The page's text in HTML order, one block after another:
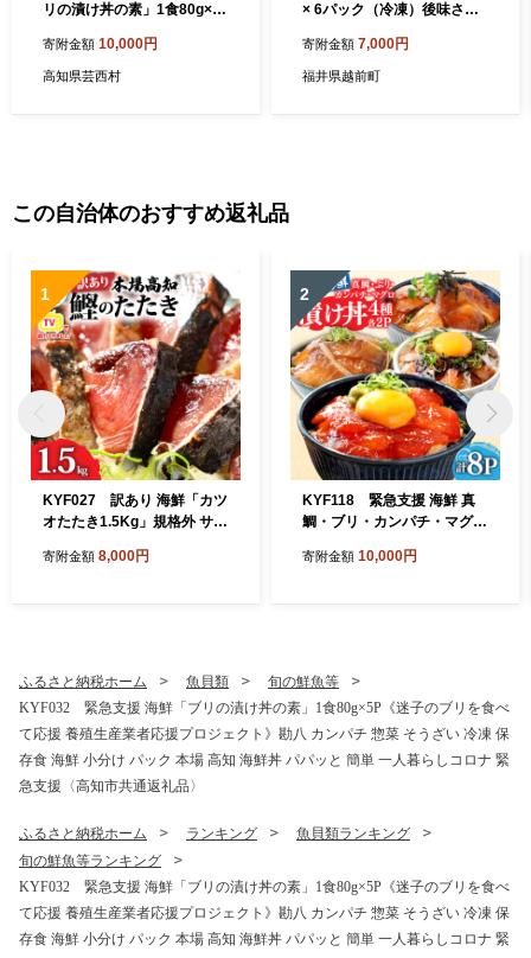
リの漬け丼の素」1食80g×10
殖生産業者応援プロジェク
ト》応援 順次出荷中 惣菜 そ
寄附金額 10,000円
高知県芸西村
× 6パック（冷凍）後味さっ
鮮丼 鮮魚 小分け 個包装 魚
肴 さかな 総菜 そうざい ギフ
寄附金額 7,000円
福井県越前町
この自治体のおすすめ返礼品
1
KYF027 訳あり 海鮮「カツ
オたたき1.5Kg」規格外 サイ
郷納税 ランキング 本場 高
フト 食べ物
寄附金額 8,000円
2
KYF118 緊急支援 海鮮 真
鯛・ブリ・カンパチ・マグロ
子の真鯛を食べて応援 養殖
品〉
寄附金額 10,000円
ふるさと納税ホーム 魚貝類
旬の鮮魚等
KYF032 緊急支援 海鮮「ブリの漬け丼の素」1食80g×5P《迷子のブリを食べ
て応援 養殖生産業者応援プロジェクト》勘八 カンパチ 惣菜 そうざい 冷凍 保
存食 海鮮 小分け パック 本場 高知 海鮮丼 パパッと 簡単 一人暮らしコロナ 緊
急支援〈高知市共通返礼品〉
ふるさと納税ホーム ランキング
魚貝類ランキング
旬の鮮魚等ランキング
KYF032 緊急支援 海鮮「ブリの漬け丼の素」1食80g×5P《迷子のブリを食べ
て応援 養殖生産業者応援プロジェクト》勘八 カンパチ 惣菜 そうざい 冷凍 保
存食 海鮮 小分け パック 本場 高知 海鮮丼 パパッと 簡単 一人暮らしコロナ 緊